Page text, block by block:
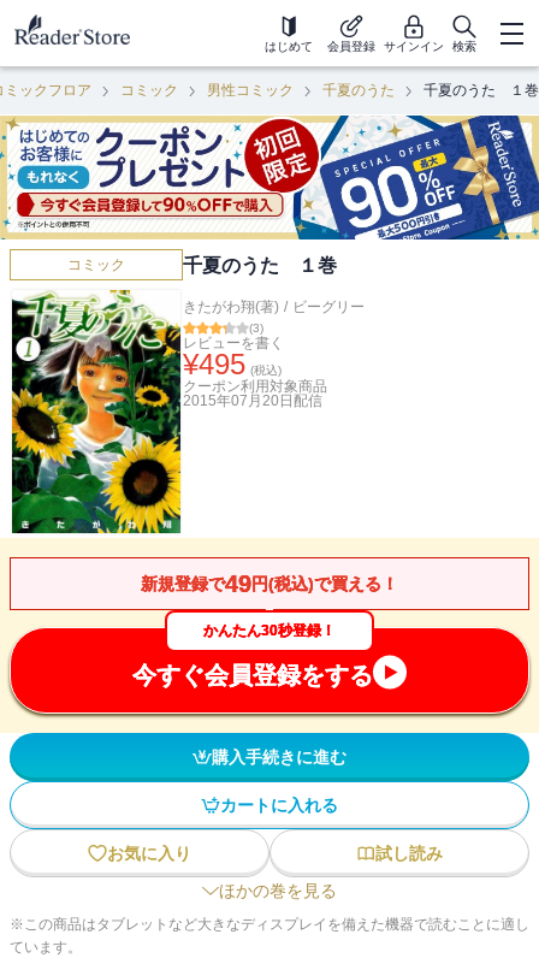
はじめて 会員登録 サインイン 検索
ミックフロア コミック 男性コミック 千夏のうた 千夏のうた １巻
コミック 千夏のうた １巻
きたがわ翔(著) / ビーグリー
(3)
レビューを書く
¥495 (税込)
クーポン利用対象商品
2015年07月20日 配信
新規登録で49円(税込)で買える！
かんたん30秒登録！
今すぐ会員登録をする
購入手続きに進む
カートに入れる
お気に入り
試し読み
ほかの巻を見る
※この商品はタブレットなど大きなディスプレイを備えた機器で読むことに適し
ています。